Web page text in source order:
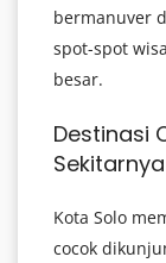
bermanuver
spot-spot
besar.
Destinasi
Sekitarnya
Kota Solo
cocok